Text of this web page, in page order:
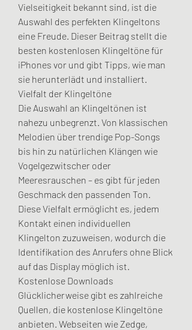
Vielseitigkeit bekannt sind, ist die
Auswahl des perfekten Klingeltons
eine Freude. Dieser Beitrag stellt die
besten kostenlosen Klingeltöne für
iPhones vor und gibt Tipps, wie man
sie herunterlädt und installiert.
Vielfalt der Klingeltöne
Die Auswahl an Klingeltönen ist
nahezu unbegrenzt. Von klassischen
Melodien über trendige Pop-Songs
bis hin zu natürlichen Klängen wie
Vogelgezwitscher oder
Meeresrauschen – es gibt für jeden
Geschmack den passenden Ton.
Diese Vielfalt ermöglicht es, jedem
Kontakt einen individuellen
Klingelton zuzuweisen, wodurch die
Identifikation des Anrufers ohne Blick
auf das Display möglich ist.
Kostenlose Downloads
Glücklicherweise gibt es zahlreiche
Quellen, die kostenlose Klingeltöne
anbieten. Webseiten wie Zedge,